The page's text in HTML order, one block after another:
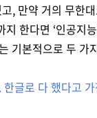
, 만약 거의 무한
한다면 ‘인공지
기본적으로 두 가
글로 다 했다고